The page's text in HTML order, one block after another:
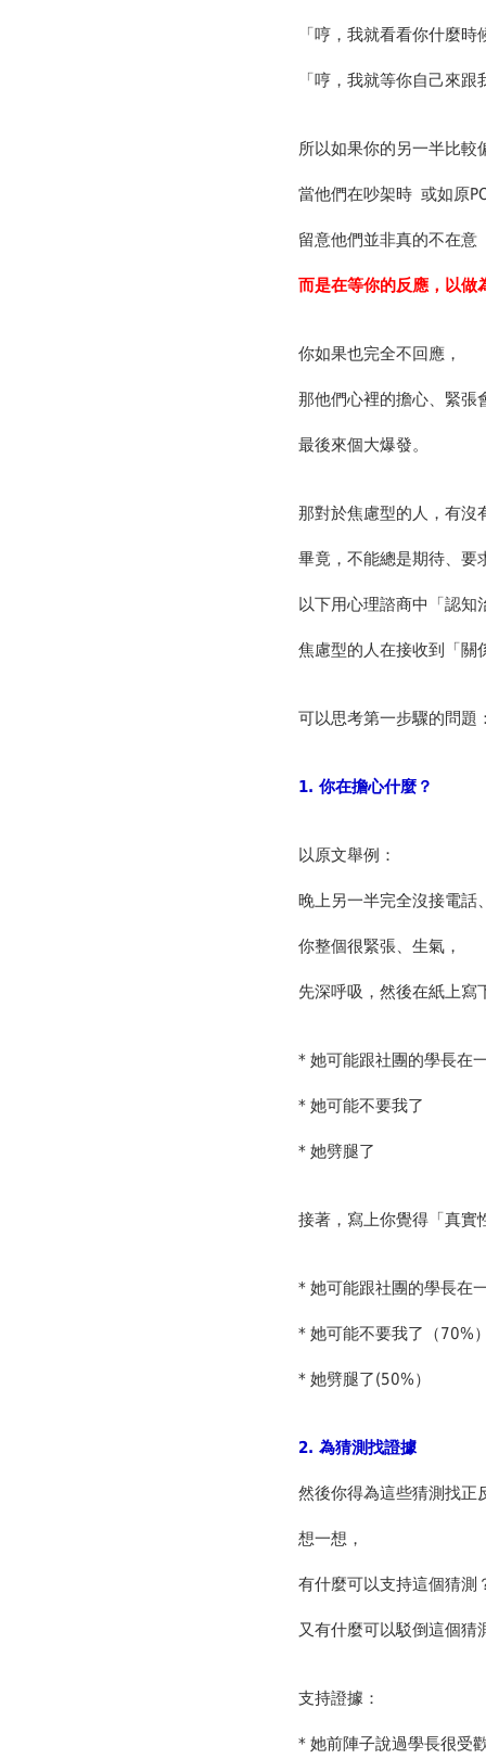
「哼，我就看看你什麼時
「哼，我就等你自己來跟
所以如果你的另一半比較
當他們在吵架時 或如原
留意他們並非真的不在意
而是在等你的反應，以做
你如果也完全不回應，
那他們心裡的擔心、緊張
最後來個大爆發。
那對於焦慮型的人，有沒
畢竟，不能總是期待、要
以下用心理諮商中「認知
焦慮型的人在接收到「關
可以思考第一步驟的問題
1. 你在擔心什麼？
以原文舉例：
晚上另一半完全沒接電話
你整個很緊張、生氣，
先深呼吸，然後在紙上寫
* 她可能跟社團的學長在
* 她可能不要我了
* 她劈腿了
接著，寫上你覺得「真實
* 她可能跟社團的學長在
* 她可能不要我了（70%
* 她劈腿了(50%）
2. 為猜測找證據
然後你得為這些猜測找正
想一想，
有什麼可以支持這個猜測
又有什麼可以駁倒這個猜
支持證據：
* 她前陣子說過學長很受